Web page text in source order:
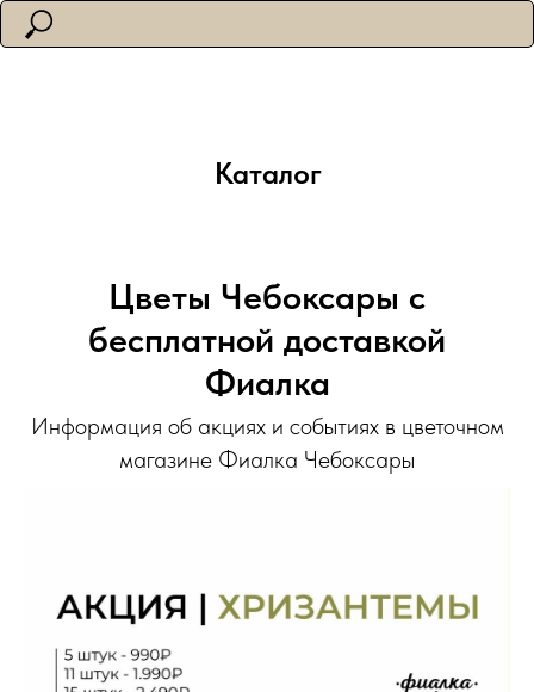
Каталог
Цветы Чебоксары с
бесплатной доставкой
Фиалка
Информация об акциях и событиях в цветочном
магазине Фиалка Чебоксары